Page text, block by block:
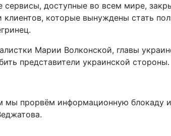
доступные во всем мире,
которые вынуждены стать
Марии Волконской, главы
представители украинской стороны.
прорвём информационную блокаду